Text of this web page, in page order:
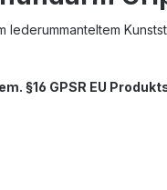
lederummanteltem
§16 GPSR EU